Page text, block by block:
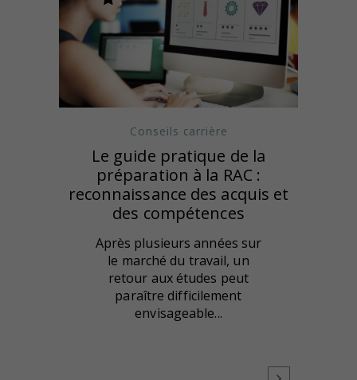
Conseils carrière
Le guide pratique de la
préparation à la RAC :
reconnaissance des acquis et
des compétences
Après plusieurs années sur
le marché du travail, un
retour aux études peut
paraître difficilement
envisageable...